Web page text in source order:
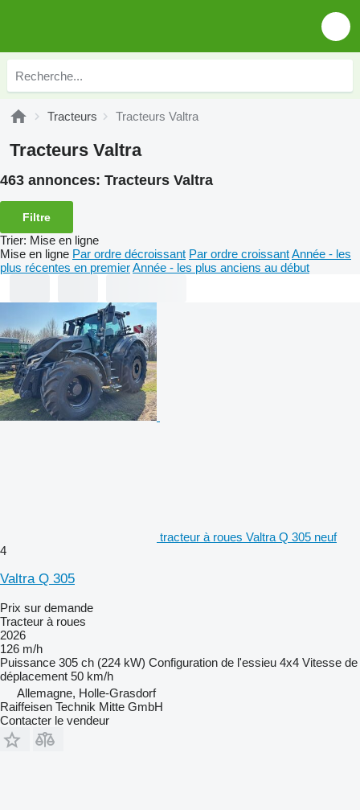
Tracteurs Tracteurs Valtra
Tracteurs Valtra
463 annonces: Tracteurs Valtra
Filtre
Trier: Mise en ligne
Mise en ligne Par ordre décroissant Par ordre croissantAnnée - les
plus récentes en premierAnnée - les plus anciens au début
tracteur à roues Valtra Q 305 neuf
4
Valtra Q 305
Prix sur demande
Tracteur à roues
2026
126 m/h
Puissance 305 ch (224 kW) Configuration de l'essieu 4x4 Vitesse de
déplacement 50 km/h
Allemagne, Holle-Grasdorf
Raiffeisen Technik Mitte GmbH
Contacter le vendeur